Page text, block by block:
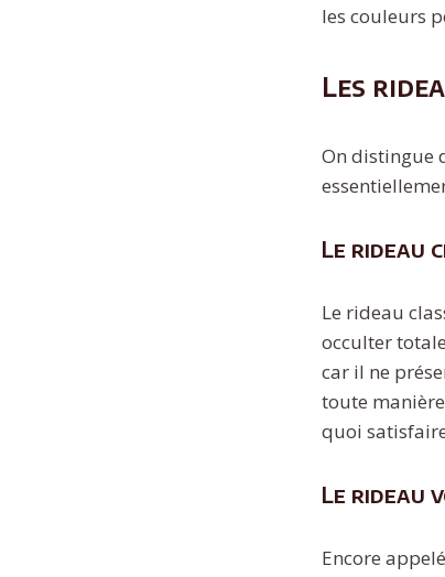
les couleurs
Les
On distingue
Le rideau
Le rideau
occulter
car il ne
toute
quoi
Le rideau
Encore